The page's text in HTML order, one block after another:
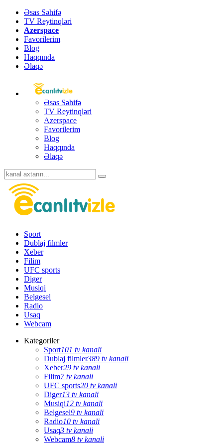
Əsas Səhifə
TV Reytinqləri
Azerspace
Favorilerim
Blog
Haqqında
Əlaqə
Əsas Səhifə
TV Reytinqləri
Azerspace
Favorilerim
Blog
Haqqında
Əlaqə
Sport
Dublaj filmler
Xeber
Filim
UFC sports
Diger
Musiqi
Belgesel
Radio
Usaq
Webcam
Kategoriler
Sport101 tv kanali
Dublaj filmler389 tv kanali
Xeber29 tv kanali
Filim7 tv kanali
UFC sports20 tv kanali
Diger13 tv kanali
Musiqi12 tv kanali
Belgesel9 tv kanali
Radio10 tv kanali
Usaq3 tv kanali
Webcam8 tv kanali